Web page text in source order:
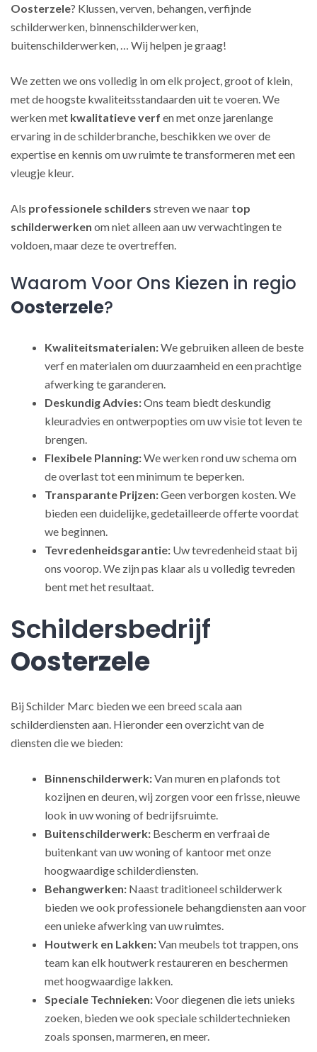
Oosterzele? Klussen, verven, behangen, verfijnde
schilderwerken, binnenschilderwerken,
buitenschilderwerken, … Wij helpen je graag!
We zetten we ons volledig in om elk project, groot of klein,
met de hoogste kwaliteitsstandaarden uit te voeren. We
werken met kwalitatieve verf en met onze jarenlange
ervaring in de schilderbranche, beschikken we over de
expertise en kennis om uw ruimte te transformeren met een
vleugje kleur.
Als professionele schilders streven we naar top
schilderwerken om niet alleen aan uw verwachtingen te
voldoen, maar deze te overtreffen.
Waarom Voor Ons Kiezen in regio
Oosterzele?
Kwaliteitsmaterialen:We gebruiken alleen de beste
verf en materialen om duurzaamheid en een prachtige
afwerking te garanderen.
Deskundig Advies:Ons team biedt deskundig
kleuradvies en ontwerpopties om uw visie tot leven te
brengen.
Flexibele Planning:We werken rond uw schema om
de overlast tot een minimum te beperken.
Transparante Prijzen:Geen verborgen kosten. We
bieden een duidelijke, gedetailleerde offerte voordat
we beginnen.
Tevredenheidsgarantie: Uw tevredenheid staat bij
ons voorop. We zijn pas klaar als u volledig tevreden
bent met het resultaat.
Schildersbedrijf
Oosterzele
Bij Schilder Marc bieden we een breed scala aan
schilderdiensten aan. Hieronder een overzicht van de
diensten die we bieden:
Binnenschilderwerk:Van muren en plafonds tot
kozijnen en deuren, wij zorgen voor een frisse, nieuwe
look in uw woning of bedrijfsruimte.
Buitenschilderwerk: Bescherm en verfraai de
buitenkant van uw woning of kantoor met onze
hoogwaardige schilderdiensten.
Behangwerken: Naast traditioneel schilderwerk
bieden we ook professionele behangdiensten aan voor
een unieke afwerking van uw ruimtes.
Houtwerk en Lakken:Van meubels tot trappen, ons
team kan elk houtwerk restaureren en beschermen
met hoogwaardige lakken.
Speciale Technieken:Voor diegenen die iets unieks
zoeken, bieden we ook speciale schildertechnieken
zoals sponsen, marmeren, en meer.